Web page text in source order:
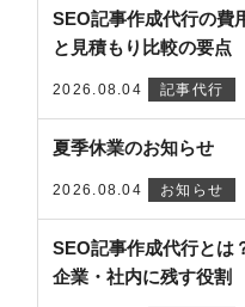
SEO記事作成代行の費
と見積もり比較の要点
2026.08.04 記事代行
夏季休業のお知らせ
2026.08.04 お知らせ
SEO記事作成代行とは
企業・社内に残す役割